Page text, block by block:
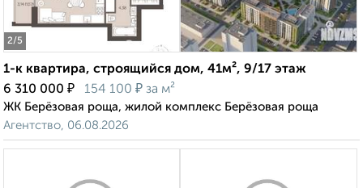
2/5
1-к квартира, строящийся дом, 41м², 9/17 этаж
6 310 000 ₽ 154 100 ₽ за м²
ЖК Берёзовая роща, жилой комплекс Берёзовая роща
Агентство, 06.08.2026